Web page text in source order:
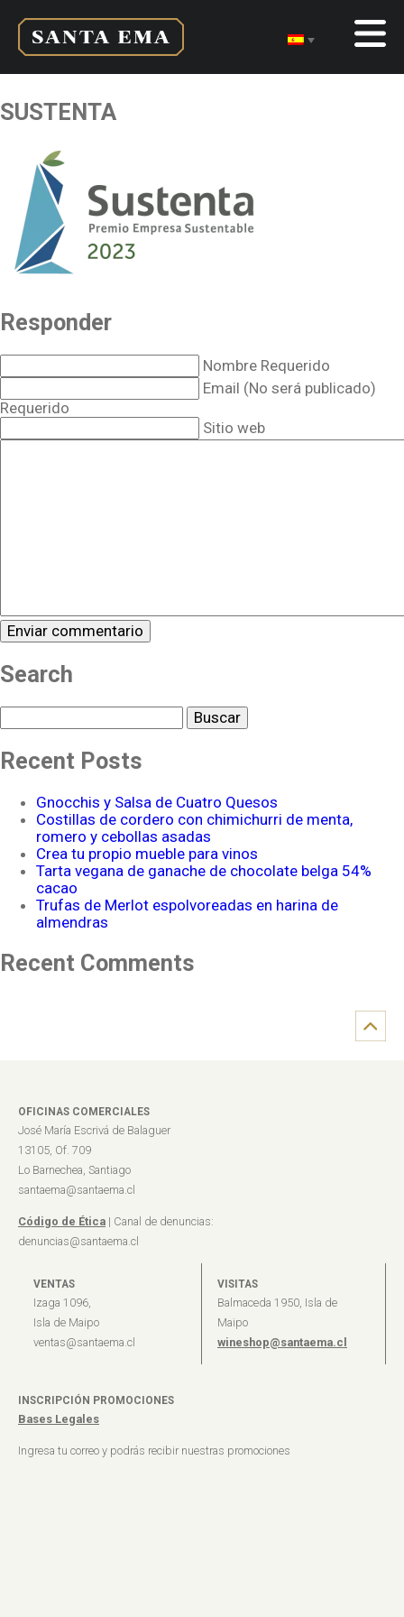
SUSTENTA
Responder
Nombre Requerido
Email (No será publicado)
Requerido
Sitio web
Search
Recent Posts
Gnocchis y Salsa de Cuatro Quesos
Costillas de cordero con chimichurri de menta,
romero y cebollas asadas
Crea tu propio mueble para vinos
Tarta vegana de ganache de chocolate belga 54%
cacao
Trufas de Merlot espolvoreadas en harina de
almendras
Recent Comments
OFICINAS COMERCIALES
José María Escrivá de Balaguer
13105, Of. 709
Lo Barnechea, Santiago
santaema@santaema.cl
Código de Ética | Canal de denuncias:
denuncias@santaema.cl
VENTAS
Izaga 1096,
Isla de Maipo
ventas@santaema.cl
VISITAS
Balmaceda 1950, Isla de
Maipo
wineshop@santaema.cl
INSCRIPCIÓN PROMOCIONES
Bases Legales
Ingresa tu correo y podrás recibir nuestras promociones